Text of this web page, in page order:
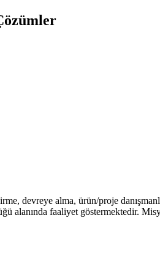
devreye alma, ürün/proje
alanında faaliyet göstermektedir.